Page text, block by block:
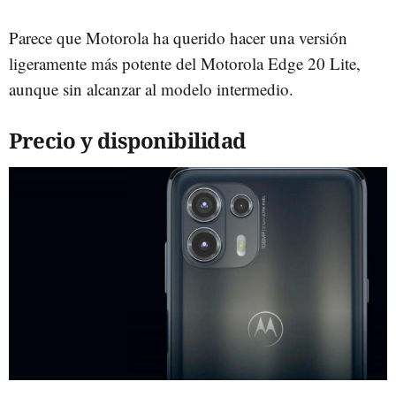
Parece que Motorola ha querido hacer una versión
ligeramente más potente del Motorola Edge 20 Lite,
aunque sin alcanzar al modelo intermedio.
Precio y disponibilidad